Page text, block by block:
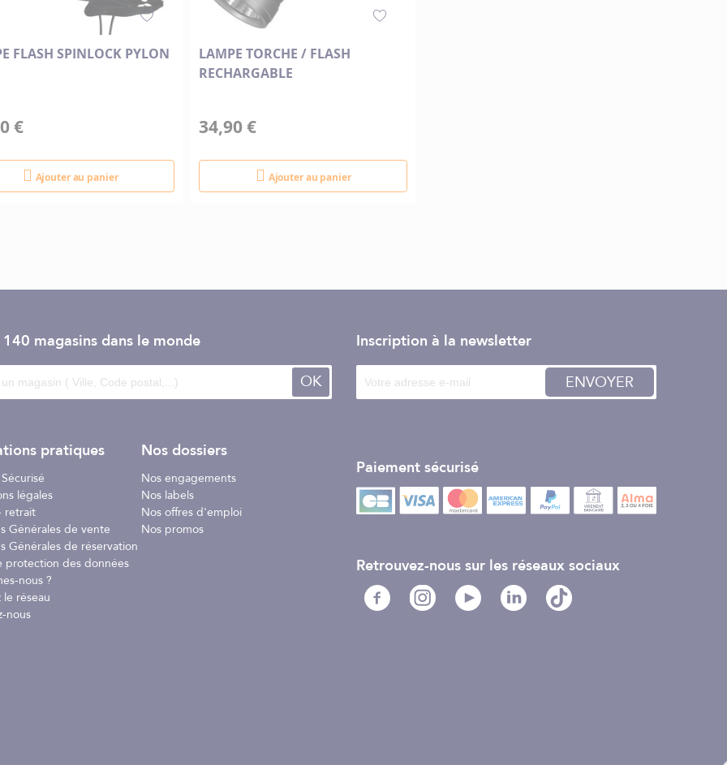
FLASH SPINLOCK PYLON
€
Ajouter au panier
LAMPE TORCHE / FLASH
RECHARGABLE
34,90 €
Ajouter au panier
140 magasins dans le monde
OK
pratiques
légales
retrait
Générales de vente
Générales de réservation
protection des données
nous ?
réseau
nous
Nos dossiers
Nos engagements
Nos labels
Nos offres d'emploi
Nos promos
Inscription à la newsletter
ENVOYER
Paiement sécurisé
Retrouvez-nous sur les réseaux sociaux